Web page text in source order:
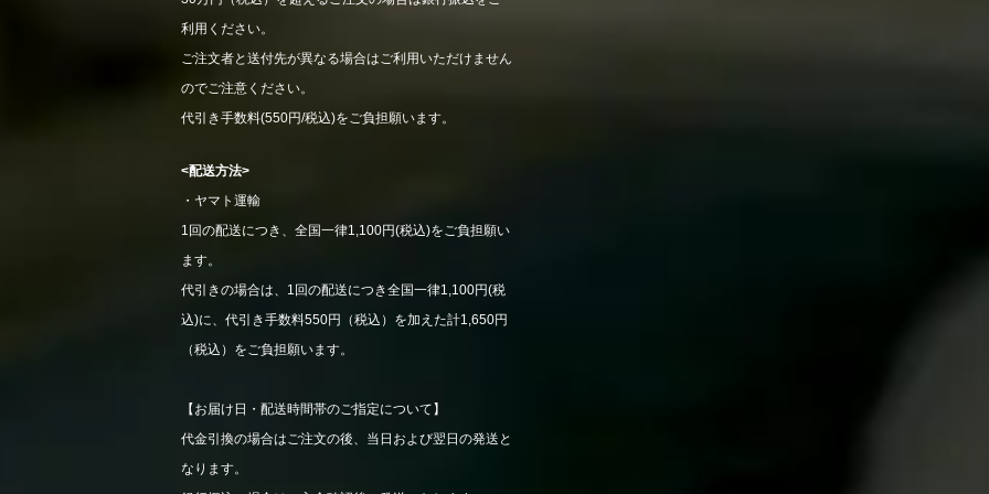
利用ください。
ご注文者と送付先が異なる場合はご利用いただけません
のでご注意ください。
代引き手数料(550円/税込)をご負担願います。
<配送方法>
・ヤマト運輸
1回の配送につき、全国一律1,100円(税込)をご負担願い
ます。
代引きの場合は、1回の配送につき全国一律1,100円(税
込)に、代引き手数料550円（税込）を加えた計1,650円
（税込）をご負担願います。
【お届け日・配送時間帯のご指定について】
代金引換の場合はご注文の後、当日および翌日の発送と
なります。